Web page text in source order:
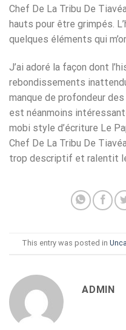
Chef De La Tribu De
hauts pour être grimpés.
quelques éléments qui
J’ai adoré la façon dont
rebondissements
manque de profondeur
est néanmoins
mobi style d’écriture Le
Chef De La Tribu De
trop descriptif et ralentit
This entry was posted in
ADMIN